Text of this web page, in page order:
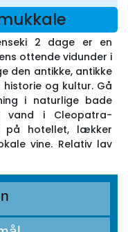
2 dage er en
ottende vidunder i
den antikke, antikke
og kultur. Gå
i naturlige bade
vand i Cleopatra-
på hotellet, lækker
vine. Relativ lav